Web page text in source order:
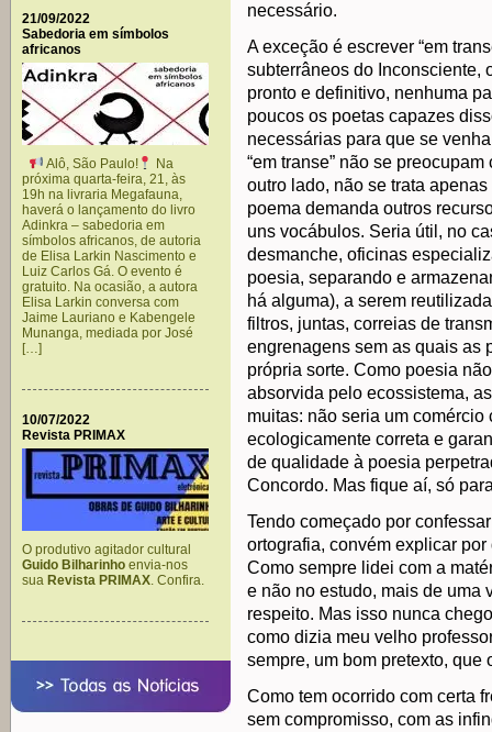
21/09/2022
Sabedoria em símbolos
africanos
Alô, São Paulo!
Na
próxima quarta-feira, 21, às
19h na livraria Megafauna,
haverá o lançamento do livro
Adinkra – sabedoria em
símbolos africanos, de autoria
de Elisa Larkin Nascimento e
Luiz Carlos Gá. O evento é
gratuito. Na ocasião, a autora
Elisa Larkin conversa com
Jaime Lauriano e Kabengele
Munanga, mediada por José
[…]
10/07/2022
Revista PRIMAX
O produtivo agitador cultural
Guido Bilharinho envia-nos
sua Revista PRIMAX. Confira.
necessário.
A exceção é escrever “em
subterrâneos do Inconsciente,
pronto e definitivo, nenhuma
poucos os poetas capazes
necessárias para que se
“em transe” não se
outro lado, não se trata
poema demanda outros
uns vocábulos. Seria útil, no
desmanche, oficinas
poesia, separando e
há alguma), a serem
filtros, juntas, correias de
engrenagens sem as quais as
própria sorte. Como poesia
absorvida pelo ecossistema,
muitas: não seria um
ecologicamente correta e
de qualidade à poesia
Concordo. Mas fique aí, só
Tendo começado por
ortografia, convém explicar
Como sempre lidei com a
e não no estudo, mais de uma
respeito. Mas isso nunca
como dizia meu velho
sempre, um bom pretexto, que
Como tem ocorrido com certa
sem compromisso, com as